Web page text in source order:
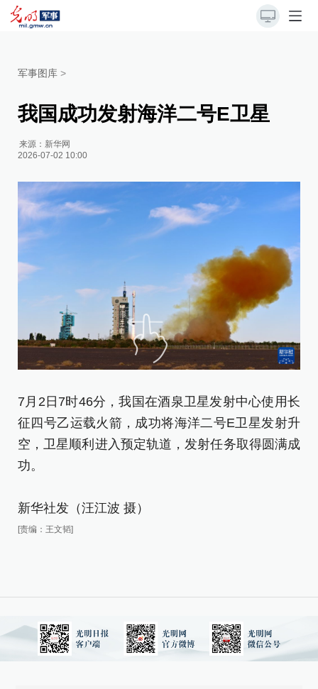
军事图库 >
我国成功发射海洋二号E卫星
来源： 新华网
2026-07-02 10:00
7月2日7时46分，我国在酒泉卫星发射中心使用长
征四号乙运载火箭，成功将海洋二号E卫星发射升
空，卫星顺利进入预定轨道，发射任务取得圆满成
功。
新华社发（汪江波 摄）
[责编：王文韬]